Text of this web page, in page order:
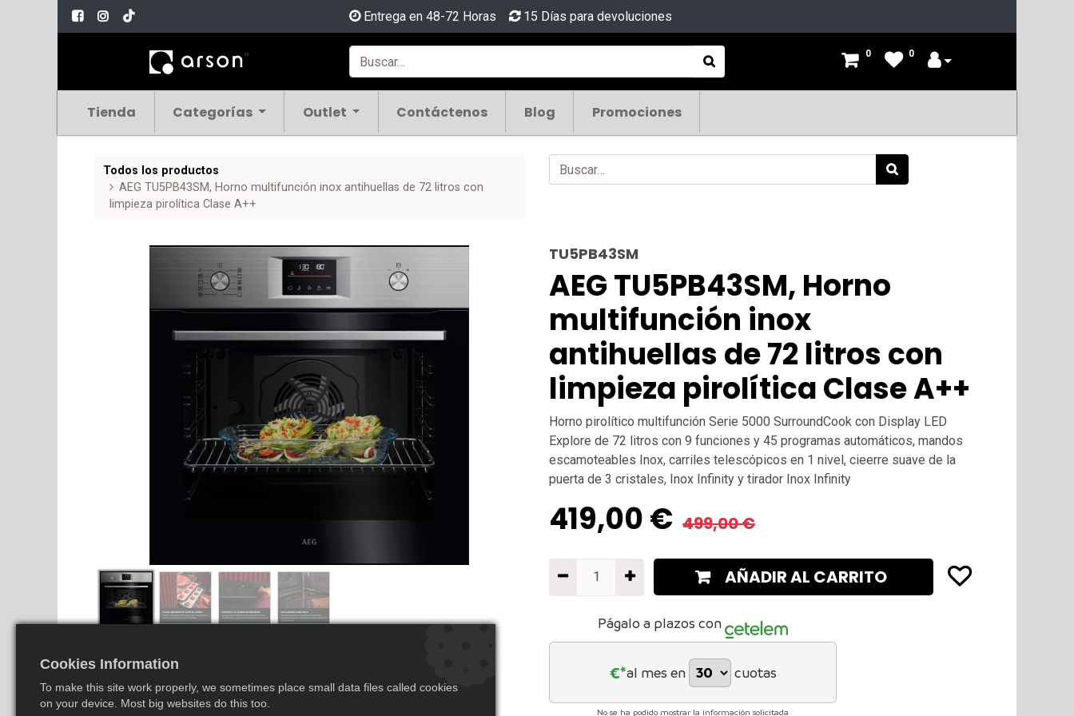
Entrega en 48-72 Horas 15 Días para devoluciones
0 0
Tienda Categorías Outlet Contáctenos Blog Promociones
Todos los productos
AEG TU5PB43SM, Horno multifunción inox antihuellas de 72 litros con
limpieza pirolítica Clase A++
TU5PB43SM
AEG TU5PB43SM, Horno
multifunción inox
antihuellas de 72 litros con
limpieza pirolítica Clase A++
Horno pirolítico multifunción Serie 5000 SurroundCook con Display LED
Explore de 72 litros con 9 funciones y 45 programas automáticos, mandos
escamoteables Inox, carriles telescópicos en 1 nivel, cieerre suave de la
puerta de 3 cristales, Inox Infinity y tirador Inox Infinity
419,00€ 499,00€
AÑADIR AL CARRITO
Págalo a plazos con
€*al mes en cuotas
No se ha podido mostrar la información solicitada
Cookies Information
To make this site work properly, we sometimes place small data files called cookies
on your device. Most big websites do this too.